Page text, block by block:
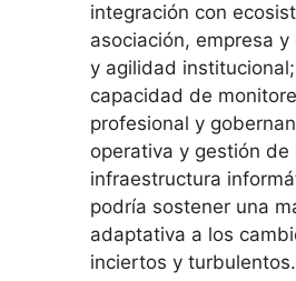
integración con
asociación, empresa
y agilidad
capacidad de
profesional y
operativa y gestión de
infraestructura
podría sostener una
adaptativa a los
inciertos y turbulentos.